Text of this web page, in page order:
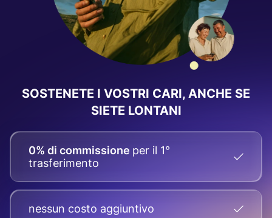
SOSTENETE I VOSTRI CARI, ANCHE SE
SIETE LONTANI
0% di commissione per il 1°
trasferimento
nessun costo aggiuntivo